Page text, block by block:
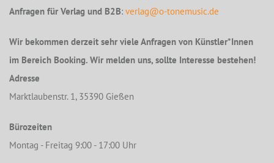
Anfragen für Verlag und B2B: verlag@o-tonemusic.de
Wir bekommen derzeit sehr viele Anfragen von Künstler*Innen
im Bereich Booking. Wir melden uns, sollte Interesse bestehen!
Adresse
Marktlaubenstr. 1, 35390 Gießen
Bürozeiten
Montag - Freitag 9:00 - 17:00 Uhr